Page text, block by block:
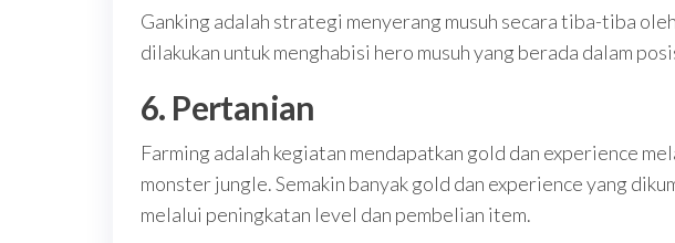
Ganking adalah strategi menyerang musuh secara tiba-tiba
dilakukan untuk menghabisi hero musuh yang berada dalam
6. Pertanian
Farming adalah kegiatan mendapatkan gold dan experience
monster jungle. Semakin banyak gold dan experience yang
melalui peningkatan level dan pembelian item.